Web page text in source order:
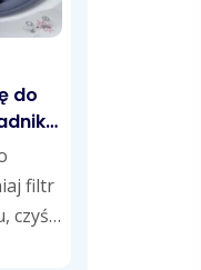
do
filtr
czyść